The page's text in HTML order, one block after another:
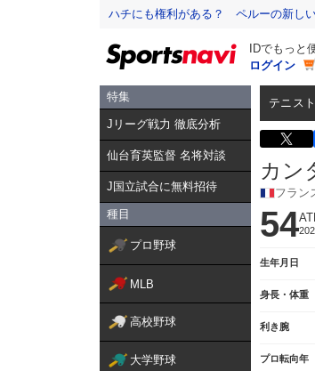
ハチにも権利がある？ ペルーの新し
IDでもっと
ログイン
特集
Jリーグ戦力 徹底分析
仙台育英監督 名将対談
J国立試合に無料招待
種目
プロ野球
MLB
高校野球
大学野球
テニス
カン
フラン
54
生年月日
身長・体重
利き腕
プロ転向年